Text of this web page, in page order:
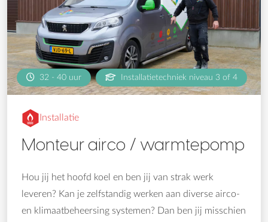
32 - 40 uur Installatietechniek niveau 3 of 4
Installatie
Monteur airco / warmtepomp
Hou jij het hoofd koel en ben jij van strak werk
leveren? Kan je zelfstandig werken aan diverse airco-
en klimaatbeheersing systemen? Dan ben jij misschien